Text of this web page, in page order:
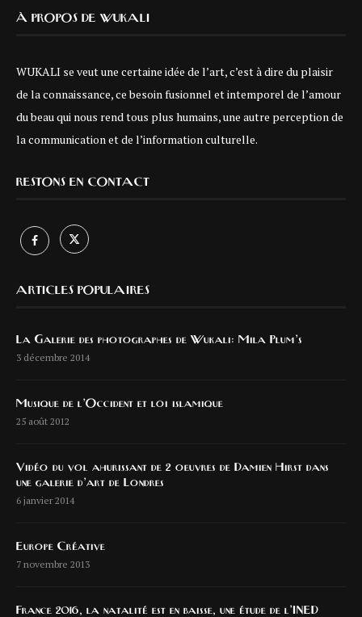
À PROPOS DE WUKALI
WUKALI se veut une certaine idée de l’art, c’est à dire du plaisir
de la connaissance, ce besoin fusionnel et intemporel de l’amour
du beau qui nous rend tous plus humains, une autre perception de
la communication et de l’information culturelle.
RESTONS EN CONTACT
ARTICLES POPULAIRES
La Galerie des photographes de Wukali: Mila Plum’s
3 décembre 2014
Musique de l’Occident et loi islamique
25 août 2012
Vidéo du vol ahurissant de 2 oeuvres de Damien Hirst dans
une galerie d’art de Londres
6 janvier 2014
Europe Créative
7 novembre 2013
France 2016, la natalité est en baisse, une étude de l’INED